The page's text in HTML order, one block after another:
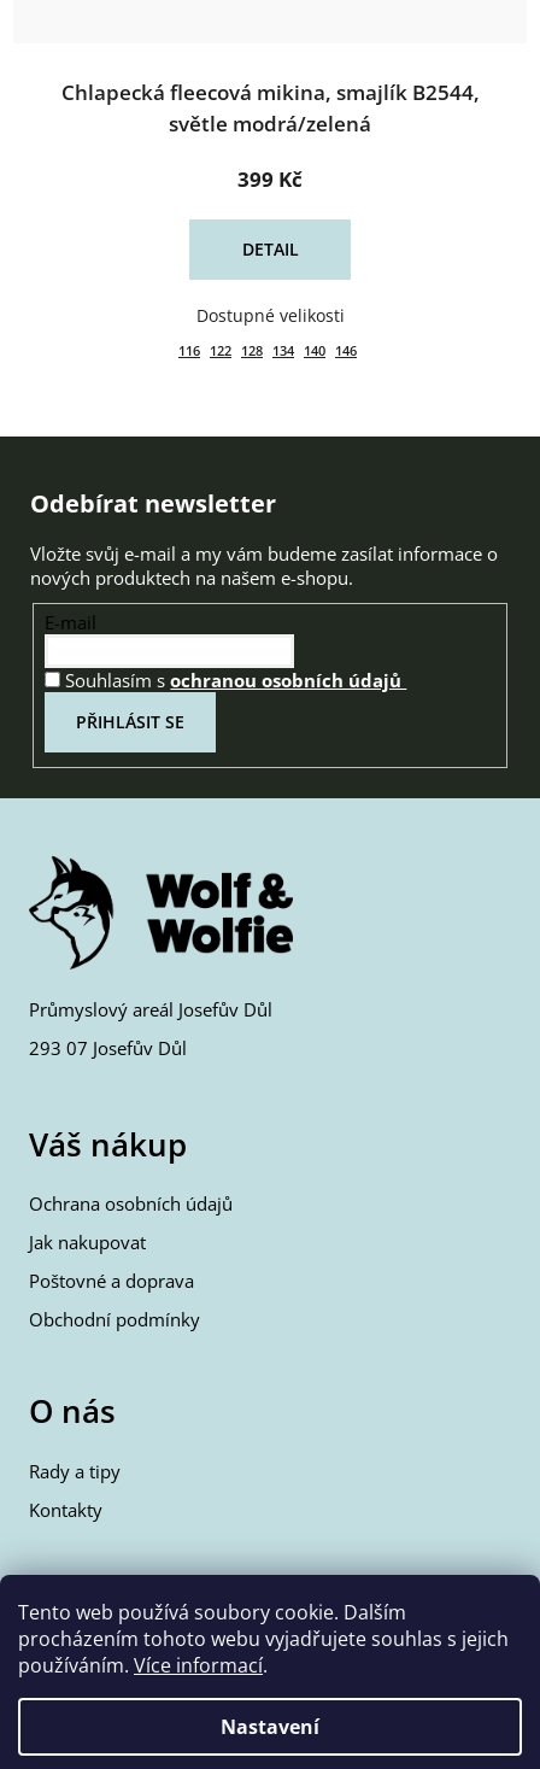
Tento web používá soubory cookie. Dalším
procházením tohoto webu vyjadřujete souhlas s jejich
používáním. Více informací.
Nastavení
Chlapecká fleecová mikina, smajlík B2544,
světle modrá/zelená
399 Kč
DETAIL
116 122 128 134 140 146
Zápatí
Odebírat newsletter
Vložte svůj e-mail a my vám budeme zasílat informace o
nových produktech na našem e-shopu.
E-mail
Souhlasím sochranou osobních údajů
PŘIHLÁSIT SE
Průmyslový areál Josefův Důl
293 07 Josefův Důl
Váš nákup
Ochrana osobních údajů
Jak nakupovat
Poštovné a doprava
Obchodní podmínky
O nás
Rady a tipy
Kontakty
Kontakty
info@wolfie.cz
+420 777 350 662
Vytvořil Shoptet